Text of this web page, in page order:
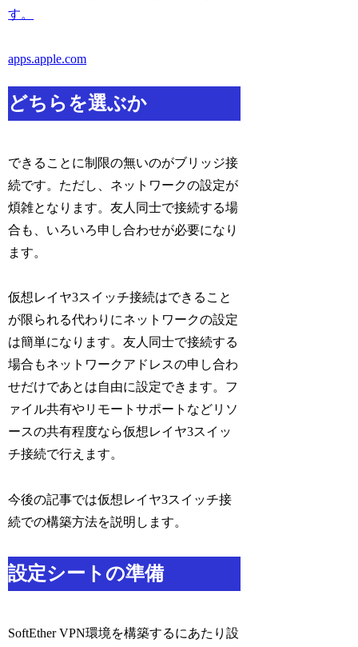
す。
apps.apple.com
どちらを選ぶか
できることに制限の無いのがブリッジ接
続です。ただし、ネットワークの設定が
煩雑となります。友人同士で接続する場
合も、いろいろ申し合わせが必要になり
ます。
仮想レイヤ3スイッチ接続はできること
が限られる代わりにネットワークの設定
は簡単になります。友人同士で接続する
場合もネットワークアドレスの申し合わ
せだけであとは自由に設定できます。フ
ァイル共有やリモートサポートなどリソ
ースの共有程度なら仮想レイヤ3スイッ
チ接続で行えます。
今後の記事では仮想レイヤ3スイッチ接
続での構築方法を説明します。
設定シートの準備
SoftEther VPN環境を構築するにあたり設